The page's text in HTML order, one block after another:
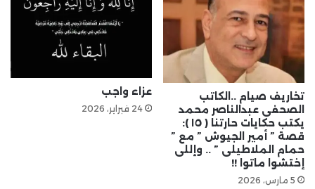
تخاريف صيام ..الكاتب
الصحفى عبدالناصر محمد
يكتب حكايات حارتنا ( ١٥ ):
قصة ” أمير الجيوش ” مع ”
حمام الملاطيلى ” .. وإللى
إختشوا ماتوا !!
5 مارس، 2026
عزاء واجب
24 فبراير، 2026